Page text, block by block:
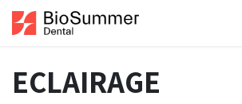
Se rendre au contenu
ECLAIRAGE